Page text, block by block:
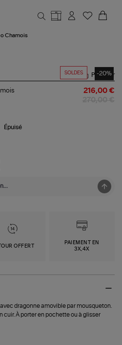
Chamois
SOLDES -20%
Partager
216,00 €
Épuisé
OFFERT
PAIEMENT EN
3X,4X
dragonne amovible par mousqueton.
cuir. À porter en pochette ou à glisser